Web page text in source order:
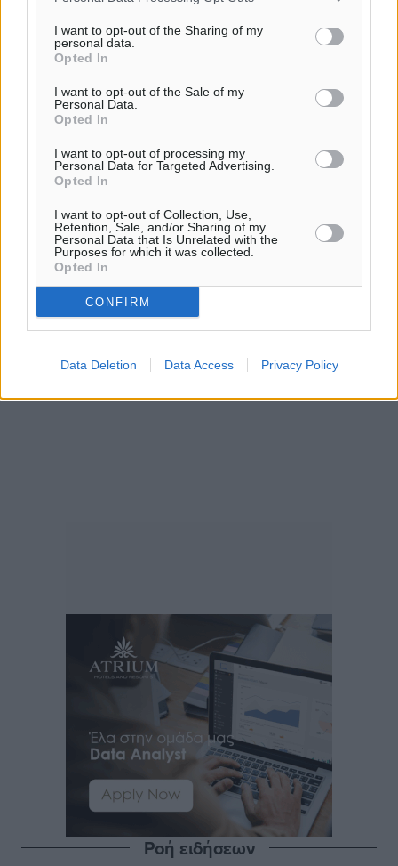
I want to opt-out of the Sharing of my
personal data.
Opted In
I want to opt-out of the Sale of my
Personal Data.
Opted In
I want to opt-out of processing my
Personal Data for Targeted Advertising.
Opted In
I want to opt-out of Collection, Use,
Retention, Sale, and/or Sharing of my
Personal Data that Is Unrelated with the
Purposes for which it was collected.
Opted In
CONFIRM
Data Deletion Data Access Privacy Policy
Ροή ειδήσεων